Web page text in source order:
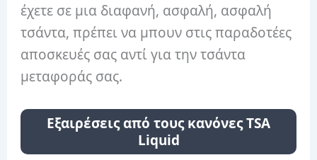
έχετε σε μια διαφανή, ασφαλή, ασφαλή
τσάντα, πρέπει να μπουν στις παραδοτέες
αποσκευές σας αντί για την τσάντα
μεταφοράς σας.
Εξαιρέσεις από τους κανόνες TSA
Liquid